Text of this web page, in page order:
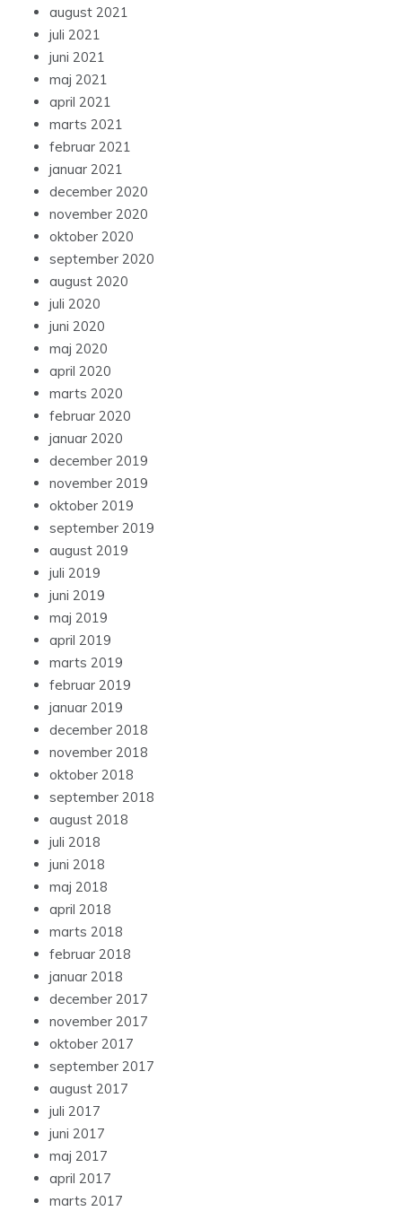
august 2021
juli 2021
juni 2021
maj 2021
april 2021
marts 2021
februar 2021
januar 2021
december 2020
november 2020
oktober 2020
september 2020
august 2020
juli 2020
juni 2020
maj 2020
april 2020
marts 2020
februar 2020
januar 2020
december 2019
november 2019
oktober 2019
september 2019
august 2019
juli 2019
juni 2019
maj 2019
april 2019
marts 2019
februar 2019
januar 2019
december 2018
november 2018
oktober 2018
september 2018
august 2018
juli 2018
juni 2018
maj 2018
april 2018
marts 2018
februar 2018
januar 2018
december 2017
november 2017
oktober 2017
september 2017
august 2017
juli 2017
juni 2017
maj 2017
april 2017
marts 2017